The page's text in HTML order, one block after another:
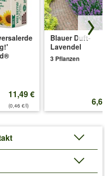
11,49 €
(0,46 €/l)
Blauer Duft-
Lavendel
3 Pflanzen